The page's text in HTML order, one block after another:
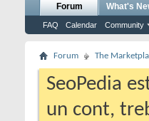
Forum
FAQ Calendar Community
What's
Forum The
SeoPedia
un cont,